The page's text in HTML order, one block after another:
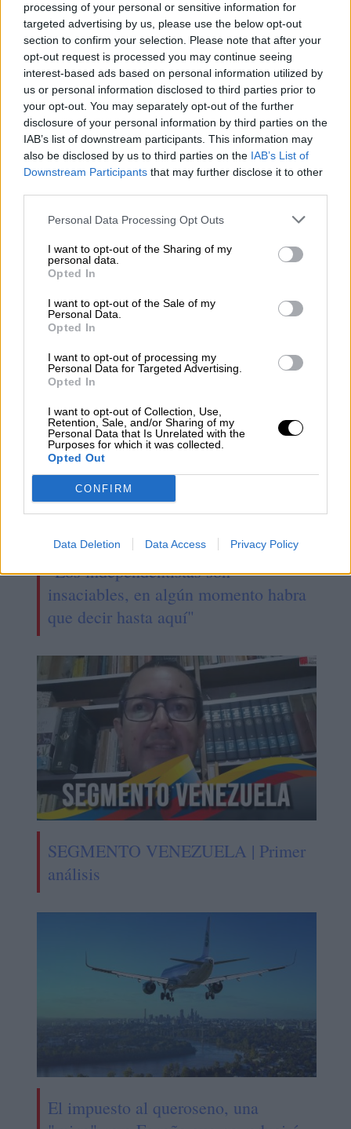
processing of your personal or sensitive information for
targeted advertising by us, please use the below opt-out
section to confirm your selection. Please note that after your
opt-out request is processed you may continue seeing
interest-based ads based on personal information utilized by
us or personal information disclosed to third parties prior to
your opt-out. You may separately opt-out of the further
disclosure of your personal information by third parties on the
IAB’s list of downstream participants. This information may
also be disclosed by us to third parties on the IAB’s List of
Downstream Participants that may further disclose it to other
Personal Data Processing Opt Outs
I want to opt-out of the Sharing of my
personal data.
Opted In
I want to opt-out of the Sale of my
Personal Data.
Opted In
I want to opt-out of processing my
Personal Data for Targeted Advertising.
Opted In
I want to opt-out of Collection, Use,
Retention, Sale, and/or Sharing of my
Personal Data that Is Unrelated with the
Purposes for which it was collected.
Opted Out
CONFIRM
Data Deletion Data Access Privacy Policy
confianza” sobre la base británica de
Gibraltar, fuente de constantes fricción entre
los dos países.
González Layano ha querido entrar en
detalles, estableciendo queel acuerdo aún se
encuentra en proceso de negociación, pero
ha aclarado que el objetivo principal es tomar
“unas medidas de confianza para que
situaciones como las que ocurrieron en el
pasado no se vuelvan a producir”, haciendo
referencia a casos similares al del submarino
control del coronavirus
Schengen
cooperación entre países
Reino Unido
España Política control del coronavirus
NOTICIAS RELACIONADAS
"Los independentistas son
insaciables, en algún momento habra
que decir hasta aquí"
SEGMENTO VENEZUELA | Primer
análisis
El impuesto al queroseno, una